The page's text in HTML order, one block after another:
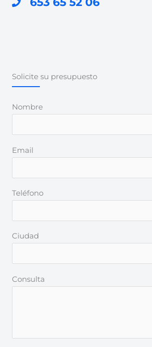
Solicite su presupuesto
Nombre
Email
Teléfono
Ciudad
Consulta